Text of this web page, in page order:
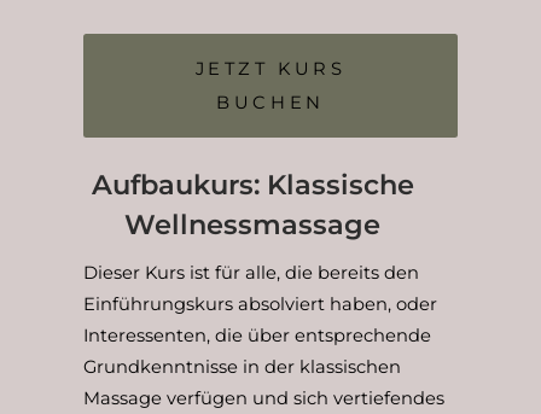
JETZT KURS
BUCHEN
Aufbaukurs: Klassische
Wellnessmassage
Dieser Kurs ist für alle, die bereits den
Einführungskurs absolviert haben, oder
Interessenten, die über entsprechende
Grundkenntnisse in der klassischen
Massage verfügen und sich vertiefendes